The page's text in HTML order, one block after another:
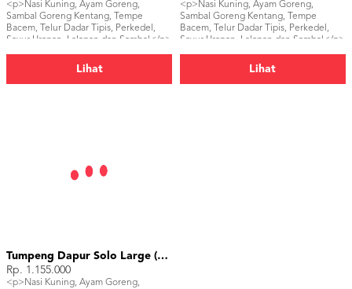
<p>Nasi Kuning, Ayam Goreng,
Sambal Goreng Kentang, Tempe
Bacem, Telur Dadar Tipis, Perkedel,
Sayur Urapan, Lalapan dan Sambal</p>
Lihat
<p>Nasi Kuning, Ayam Goreng,
Sambal Goreng Kentang, Tempe
Bacem, Telur Dadar Tipis, Perkedel,
Sayur Urapan, Lalapan dan Sambal</p>
Lihat
Tumpeng Dapur Solo Large (30 pax)
Rp. 1.155.000
<p>Nasi Kuning, Ayam Goreng,